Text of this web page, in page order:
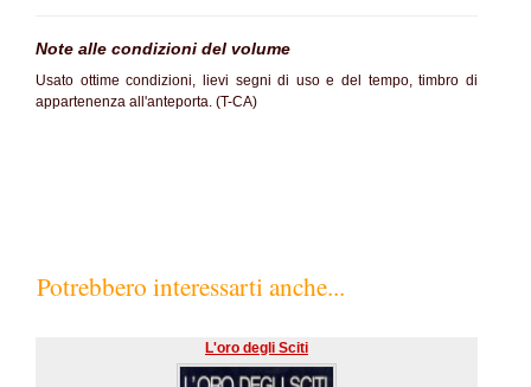
Note alle condizioni del volume
Usato ottime condizioni, lievi segni di uso e del tempo, timbro di
appartenenza all'anteporta. (T-CA)
Potrebbero interessarti anche...
L'oro degli Sciti